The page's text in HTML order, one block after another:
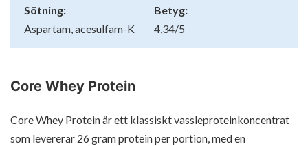
Sötning:
Aspartam, acesulfam-K
Betyg:
4,34/5
Core Whey Protein
Core Whey Protein är ett klassiskt vassleproteinkoncentrat
som levererar 26 gram protein per portion, med en